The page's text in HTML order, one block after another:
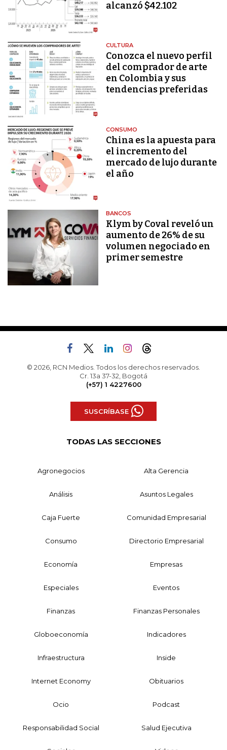
alcanzó $42.102
CULTURA
Conozca el nuevo perfil
del comprador de arte
en Colombia y sus
tendencias preferidas
CONSUMO
China es la apuesta para
el incremento del
mercado de lujo durante
el año
BANCOS
Klym by Coval reveló un
aumento de 26% de su
volumen negociado en
primer semestre
© 2026, RCN Medios. Todos los derechos reservados.
Cr. 13a 37-32, Bogotá
(+57) 1 4227600
SUSCRÍBASE
TODAS LAS SECCIONES
Agronegocios Alta Gerencia
Análisis Asuntos Legales
Caja Fuerte Comunidad Empresarial
Consumo Directorio Empresarial
Economía Empresas
Especiales Eventos
Finanzas Finanzas Personales
Globoeconomía Indicadores
Infraestructura Inside
Internet Economy Obituarios
Ocio Podcast
Responsabilidad Social Salud Ejecutiva